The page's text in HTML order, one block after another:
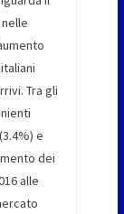
Tra gli
e
dei
alle